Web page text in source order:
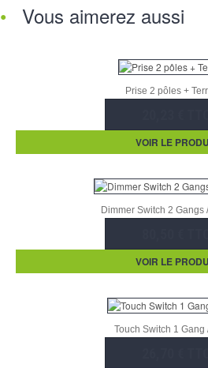
Vous aimerez aussi
Prise 2 pôles +
VOIR LE
Dimmer Switch 2 Gangs
VOIR LE
Touch Switch 1 Gang